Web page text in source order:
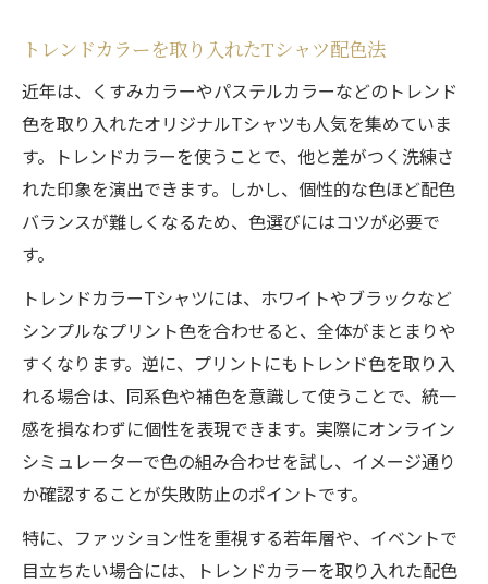
トレンドカラーを取り入れたTシャツ配色法
近年は、くすみカラーやパステルカラーなどのトレンド
色を取り入れたオリジナルTシャツも人気を集めていま
す。トレンドカラーを使うことで、他と差がつく洗練さ
れた印象を演出できます。しかし、個性的な色ほど配色
バランスが難しくなるため、色選びにはコツが必要で
す。
トレンドカラーTシャツには、ホワイトやブラックなど
シンプルなプリント色を合わせると、全体がまとまりや
すくなります。逆に、プリントにもトレンド色を取り入
れる場合は、同系色や補色を意識して使うことで、統一
感を損なわずに個性を表現できます。実際にオンライン
シミュレーターで色の組み合わせを試し、イメージ通り
か確認することが失敗防止のポイントです。
特に、ファッション性を重視する若年層や、イベントで
目立ちたい場合には、トレンドカラーを取り入れた配色